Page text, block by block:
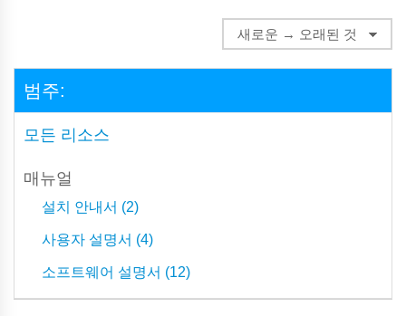
범주:
모든 리소스
매뉴얼
설치 안내서 (2)
사용자 설명서 (4)
소프트웨어 설명서 (12)